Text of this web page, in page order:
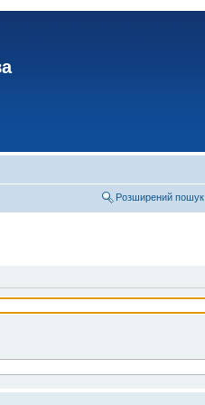
Розширений пошук